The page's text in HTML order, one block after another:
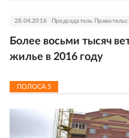
28.04.2016 Председатель
Более восьми тысяч
жилье в 2016 году
ПОЛОСА 5